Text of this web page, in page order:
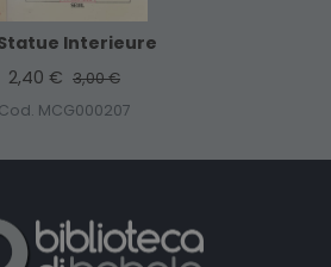
Interieure
2,40 € 3,00 €
Cod. MCG000207